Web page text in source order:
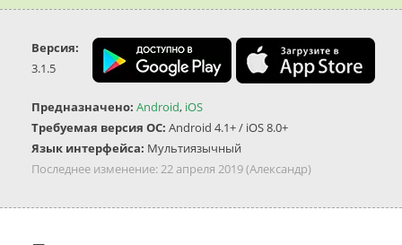
Версия:
3.1.5
Предназначено: Android, iOS
Требуемая версия ОС: Android 4.1+ / iOS 8.0+
Язык интерфейса: Мультиязычный
Последнее изменение: 22 апреля 2019(Александр)